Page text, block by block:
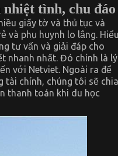
tình, chu đáo
giấy tờ và thủ tục và
và phụ huynh lo lắng.
tư vấn và giải đáp cho
nhanh nhất. Đó chính là lý
với Netviet. Ngoài ra để
tài chính, chúng tôi sẽ chia
thanh toán khi du học